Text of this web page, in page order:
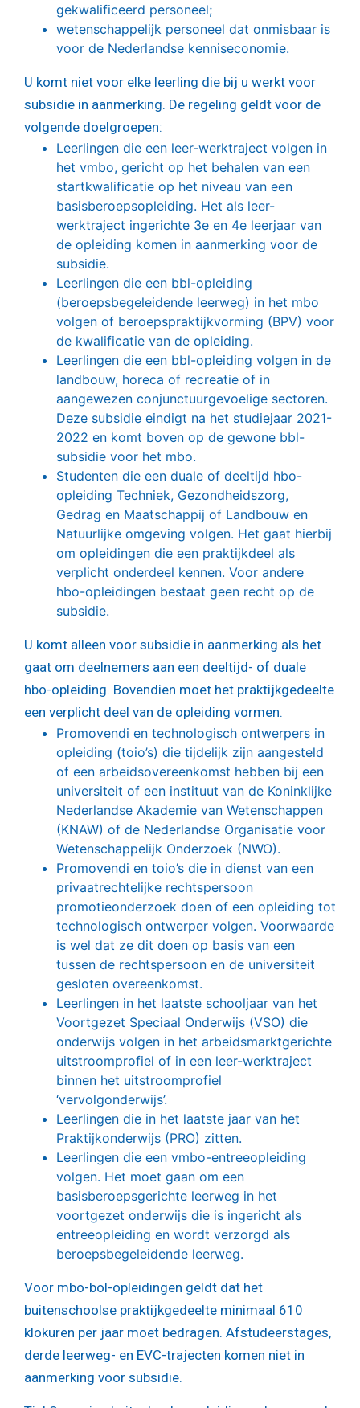
gekwalificeerd personeel;
wetenschappelijk personeel dat onmisbaar is
voor de Nederlandse kenniseconomie.
U komt niet voor elke leerling die bij u werkt voor
subsidie in aanmerking. De regeling geldt voor de
volgende doelgroepen:
Leerlingen die een leer-werktraject volgen in
het vmbo, gericht op het behalen van een
startkwalificatie op het niveau van een
basisberoepsopleiding. Het als leer-
werktraject ingerichte 3e en 4e leerjaar van
de opleiding komen in aanmerking voor de
subsidie.
Leerlingen die een bbl-opleiding
(beroepsbegeleidende leerweg) in het mbo
volgen of beroepspraktijkvorming (BPV) voor
de kwalificatie van de opleiding.
Leerlingen die een bbl-opleiding volgen in de
landbouw, horeca of recreatie of in
aangewezen conjunctuurgevoelige sectoren.
Deze subsidie eindigt na het studiejaar 2021-
2022 en komt boven op de gewone bbl-
subsidie voor het mbo.
Studenten die een duale of deeltijd hbo-
opleiding Techniek, Gezondheidszorg,
Gedrag en Maatschappij of Landbouw en
Natuurlijke omgeving volgen. Het gaat hierbij
om opleidingen die een praktijkdeel als
verplicht onderdeel kennen. Voor andere
hbo-opleidingen bestaat geen recht op de
subsidie.
U komt alleen voor subsidie in aanmerking als het
gaat om deelnemers aan een deeltijd- of duale
hbo-opleiding. Bovendien moet het praktijkgedeelte
een verplicht deel van de opleiding vormen.
Promovendi en technologisch ontwerpers in
opleiding (toio’s) die tijdelijk zijn aangesteld
of een arbeidsovereenkomst hebben bij een
universiteit of een instituut van de Koninklijke
Nederlandse Akademie van Wetenschappen
(KNAW) of de Nederlandse Organisatie voor
Wetenschappelijk Onderzoek (NWO).
Promovendi en toio’s die in dienst van een
privaatrechtelijke rechtspersoon
promotieonderzoek doen of een opleiding tot
technologisch ontwerper volgen. Voorwaarde
is wel dat ze dit doen op basis van een
tussen de rechtspersoon en de universiteit
gesloten overeenkomst.
Leerlingen in het laatste schooljaar van het
Voortgezet Speciaal Onderwijs (VSO) die
onderwijs volgen in het arbeidsmarktgerichte
uitstroomprofiel of in een leer-werktraject
binnen het uitstroomprofiel
‘vervolgonderwijs’.
Leerlingen die in het laatste jaar van het
Praktijkonderwijs (PRO) zitten.
Leerlingen die een vmbo-entreeopleiding
volgen. Het moet gaan om een
basisberoepsgerichte leerweg in het
voortgezet onderwijs die is ingericht als
entreeopleiding en wordt verzorgd als
beroepsbegeleidende leerweg.
Voor mbo-bol-opleidingen geldt dat het
buitenschoolse praktijkgedeelte minimaal 610
klokuren per jaar moet bedragen. Afstudeerstages,
derde leerweg- en EVC-trajecten komen niet in
aanmerking voor subsidie.